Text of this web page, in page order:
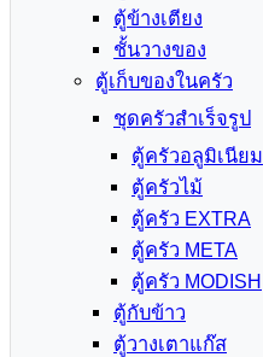
ตู้ข้างเตียง
ชั้นวางของ
ตู้เก็บของในครัว
ชุดครัวสำเร็จรูป
ตู้ครัวอลูมิเนียม
ตู้ครัวไม้
ตู้ครัว EXTRA
ตู้ครัว META
ตู้ครัว MODISH
ตู้กับข้าว
ตู้วางเตาแก๊ส